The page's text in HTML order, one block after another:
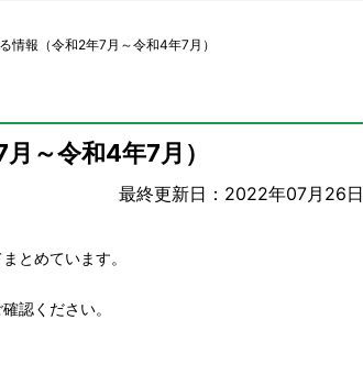
情報（令和2年7月～令和4年7月）
～令和4年7月）
最終更新日：2022年07月26日
とめています。
認ください。